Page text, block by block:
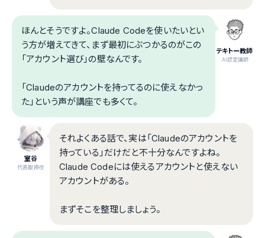
テキトー教師
.AI認定講師
ほんとそうですよ。Claude Codeを使いたいとい
う方が増えてきて、まず最初にぶつかるのがこの
「アカウント選び」の壁なんです。
「Claudeのアカウントを持ってるのに使えなかっ
た」という声が講座でも多くて。
室谷
代表取締役
それよくある話で、実は「Claudeのアカウントを
持っている」だけだと不十分なんですよね。
Claude Codeには使えるアカウントと使えない
アカウントがある。
まずそこを整理しましょう。